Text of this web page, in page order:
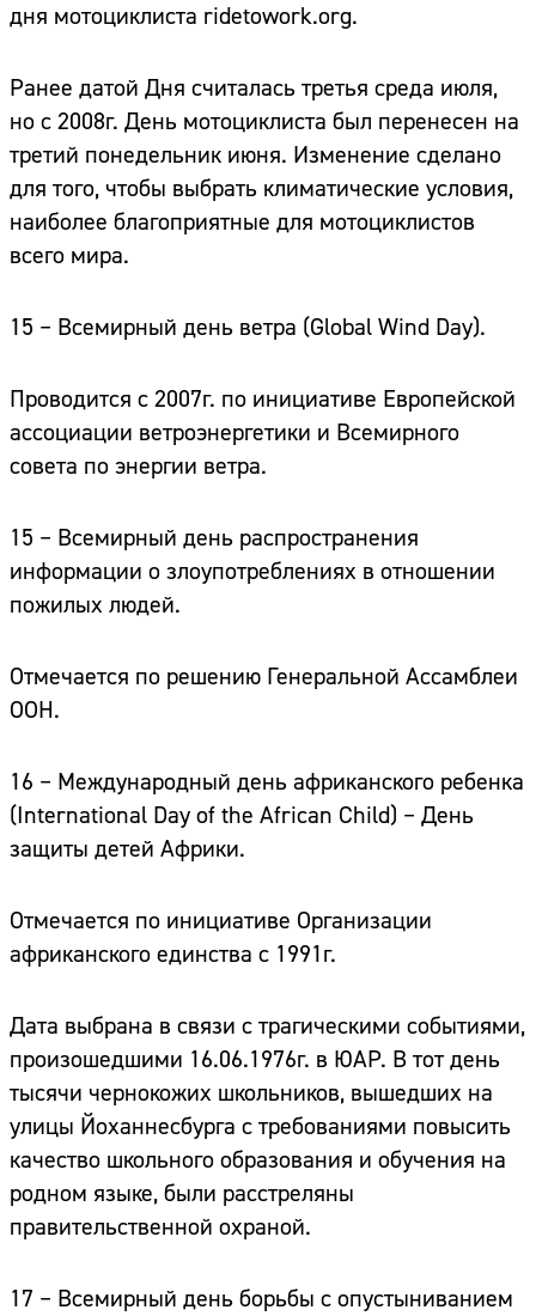
дня мотоциклиста ridetowork.org.
Ранее датой Дня считалась третья среда июля,
но с 2008г. День мотоциклиста был перенесен на
третий понедельник июня. Изменение сделано
для того, чтобы выбрать климатические условия,
наиболее благоприятные для мотоциклистов
всего мира.
15 – Всемирный день ветра (Global Wind Day).
Проводится с 2007г. по инициативе Европейской
ассоциации ветроэнергетики и Всемирного
совета по энергии ветра.
15 – Всемирный день распространения
информации о злоупотреблениях в отношении
пожилых людей.
Отмечается по решению Генеральной Ассамблеи
ООН.
16 – Международный день африканского ребенка
(International Day of the African Child) – День
защиты детей Африки.
Отмечается по инициативе Организации
африканского единства с 1991г.
Дата выбрана в связи с трагическими событиями,
произошедшими 16.06.1976г. в ЮАР. В тот день
тысячи чернокожих школьников, вышедших на
улицы Йоханнесбурга с требованиями повысить
качество школьного образования и обучения на
родном языке, были расстреляны
правительственной охраной.
17 – Всемирный день борьбы с опустыниванием